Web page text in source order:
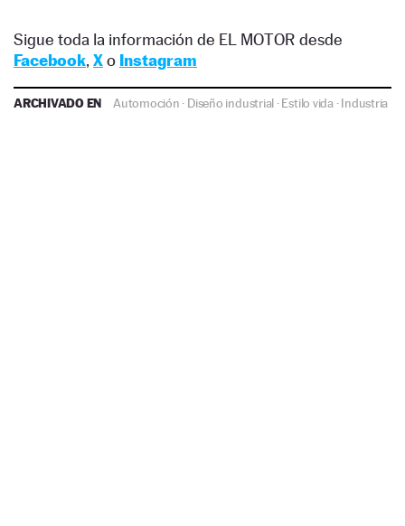
Sigue toda la información de EL MOTOR desde
Facebook, Xo Instagram
ARCHIVADO EN Automoción · Diseño industrial ·Estilo vida·Industria